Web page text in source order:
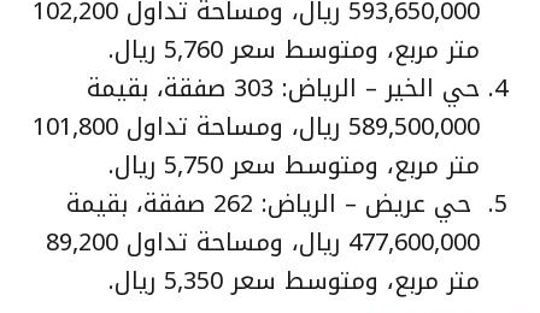
593,650,000 ريال، ومساحة تداول 102,200
متر مربع، ومتوسط سعر 5,760 ريال.
حي الخير – الرياض: 303 صفقة، بقيمة
589,500,000 ريال، ومساحة تداول 101,800
متر مربع، ومتوسط سعر 5,750 ريال.
حي عريض – الرياض: 262 صفقة، بقيمة
477,600,000 ريال، ومساحة تداول 89,200
متر مربع، ومتوسط سعر 5,350 ريال.